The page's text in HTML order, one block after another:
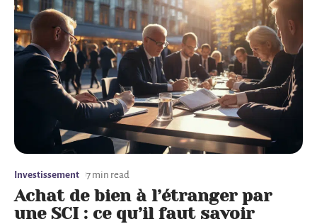
Investissement 7 min read
Achat de bien à l’étranger par
une SCI : ce qu’il faut savoir